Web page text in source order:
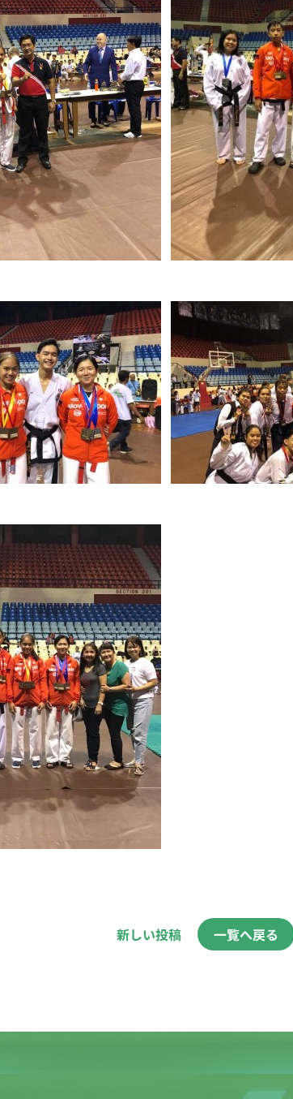
新しい投稿 一覧へ戻る